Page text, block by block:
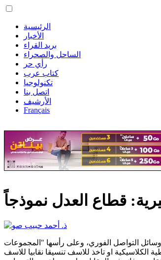
الرئيسية
الأخبار
بريد القراء
الساحل والصحراء
رأي حر
كتاب عرب
تكنولوجيا
اتصل بنا
الأرشيف
Français
قطاع العدل نموذجاً
وسائل التواصل الفوري، وعلى رأسها "المجموعات